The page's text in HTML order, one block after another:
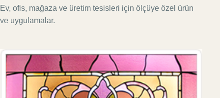
Ev, ofis, mağaza ve üretim tesisleri için ölçüye özel ürün
ve uygulamalar.